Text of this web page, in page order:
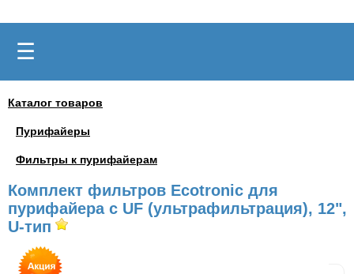
☰
Каталог товаров
Пурифайеры
Фильтры к пурифайерам
Комплект фильтров Ecotronic для
пурифайера c UF (ультрафильтрация), 12",
U-тип